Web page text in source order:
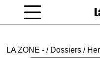
LA ZONE - / Dossiers /